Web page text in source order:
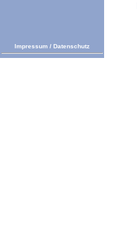
Impressum / Datenschutz